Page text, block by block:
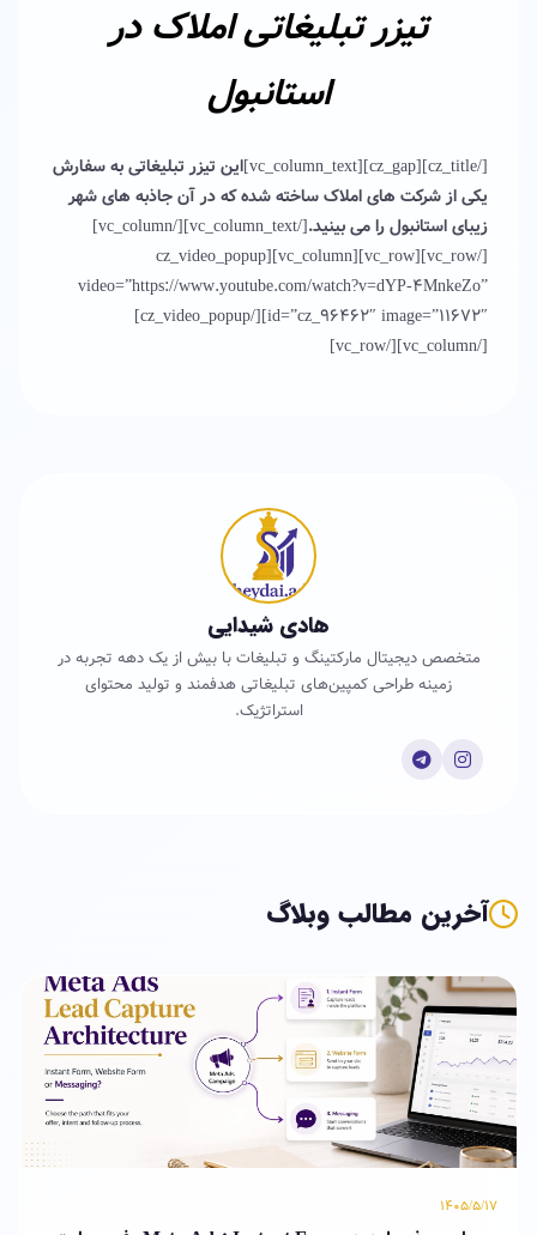
تیزر تبلیغاتی املاک در
استانبول
[/cz_title][cz_gap][vc_column_text]
این تیزر تبلیغاتی به سفارش
یکی از شرکت های املاک ساخته شده که در آن جاذبه های شهر
زیبای استانبول را می بینید.
[/vc_column_text][/vc_column]
[/vc_row][vc_row][vc_column][cz_video_popup
video=”https://www.youtube.com/watch?v=dYP-4MnkeZo”
id=”cz_96462″ image=”11672″][/cz_video_popup]
[/vc_column][/vc_row]
هادی شیدایی
متخصص دیجیتال مارکتینگ و تبلیغات با بیش از یک دهه تجربه در
زمینه طراحی کمپین‌های تبلیغاتی هدفمند و تولید محتوای
استراتژیک.
آخرین مطالب وبلاگ
۱۴۰۵/۵/۱۷